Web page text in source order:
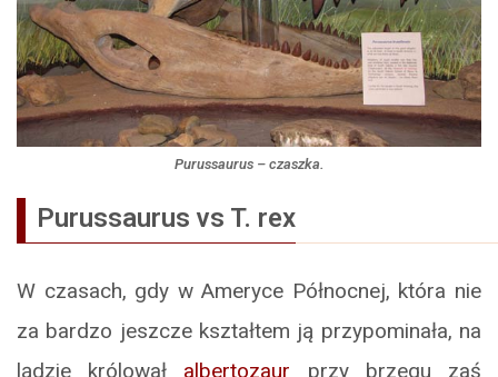
Purussaurus– czaszka.
Purussaurus vs T. rex
W czasach, gdy w Ameryce Północnej, która nie
za bardzo jeszcze kształtem ją przypominała, na
lądzie królował albertozaur przy brzegu zaś